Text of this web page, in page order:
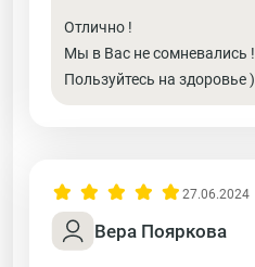
Отлично !
Мы в Вас не сомневались !
Пользуйтесь на здоровье )
Вера Пояркова
27.06.2024